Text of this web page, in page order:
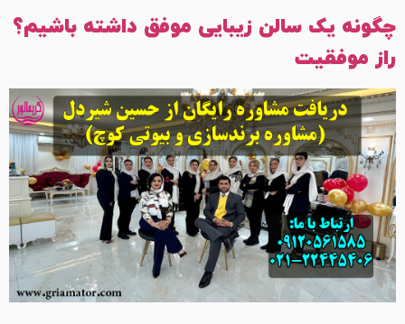
چگونه یک سالن زیبایی موفق داشته باشیم؟
راز موفقیت